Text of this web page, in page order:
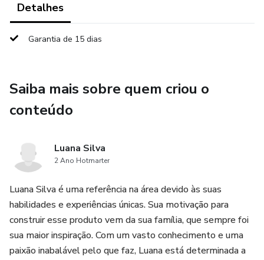
Detalhes
Garantia de 15 dias
Saiba mais sobre quem criou o
conteúdo
Luana Silva
2 Ano Hotmarter
Luana Silva é uma referência na área devido às suas
habilidades e experiências únicas. Sua motivação para
construir esse produto vem da sua família, que sempre foi
sua maior inspiração. Com um vasto conhecimento e uma
paixão inabalável pelo que faz, Luana está determinada a